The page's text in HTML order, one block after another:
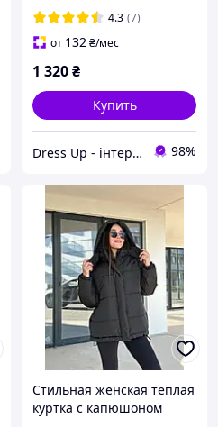
4.3 (7)
от 132₴/мес
1 320₴
Купить
Dress Up - інтернет магазин жіночого одягу 98%
Cтильная женская теплая
куртка с капюшоном